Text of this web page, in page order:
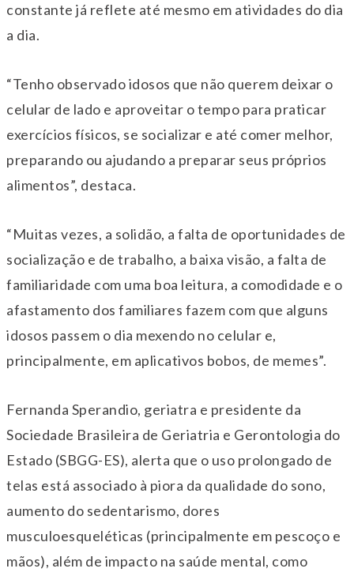
constante já reflete até mesmo em atividades do dia
a dia.
“Tenho observado idosos que não querem deixar o
celular de lado e aproveitar o tempo para praticar
exercícios físicos, se socializar e até comer melhor,
preparando ou ajudando a preparar seus próprios
alimentos”, destaca.
“Muitas vezes, a solidão, a falta de oportunidades de
socialização e de trabalho, a baixa visão, a falta de
familiaridade com uma boa leitura, a comodidade e o
afastamento dos familiares fazem com que alguns
idosos passem o dia mexendo no celular e,
principalmente, em aplicativos bobos, de memes”.
Fernanda Sperandio, geriatra e presidente da
Sociedade Brasileira de Geriatria e Gerontologia do
Estado (SBGG-ES), alerta que o uso prolongado de
telas está associado à piora da qualidade do sono,
aumento do sedentarismo, dores
musculoesqueléticas (principalmente em pescoço e
mãos), além de impacto na saúde mental, como